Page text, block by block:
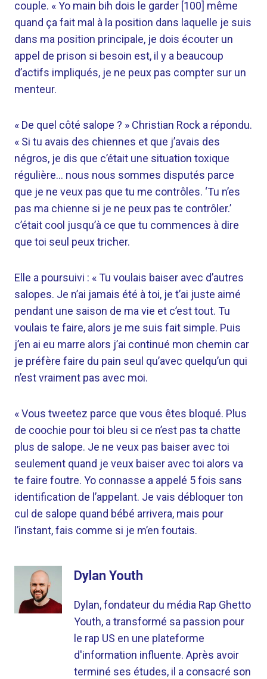
couple. « Yo main bih dois le garder [100] même
quand ça fait mal à la position dans laquelle je suis
dans ma position principale, je dois écouter un
appel de prison si besoin est, il y a beaucoup
d’actifs impliqués, je ne peux pas compter sur un
menteur.
« De quel côté salope ? » Christian Rock a répondu.
« Si tu avais des chiennes et que j’avais des
négros, je dis que c’était une situation toxique
régulière… nous nous sommes disputés parce
que je ne veux pas que tu me contrôles. ‘Tu n’es
pas ma chienne si je ne peux pas te contrôler.’
c’était cool jusqu’à ce que tu commences à dire
que toi seul peux tricher.
Elle a poursuivi : « Tu voulais baiser avec d’autres
salopes. Je n’ai jamais été à toi, je t’ai juste aimé
pendant une saison de ma vie et c’est tout. Tu
voulais te faire, alors je me suis fait simple. Puis
j’en ai eu marre alors j’ai continué mon chemin car
je préfère faire du pain seul qu’avec quelqu’un qui
n’est vraiment pas avec moi.
« Vous tweetez parce que vous êtes bloqué. Plus
de coochie pour toi bleu si ce n’est pas ta chatte
plus de salope. Je ne veux pas baiser avec toi
seulement quand je veux baiser avec toi alors va
te faire foutre. Yo connasse a appelé 5 fois sans
identification de l’appelant. Je vais débloquer ton
cul de salope quand bébé arrivera, mais pour
l’instant, fais comme si je m’en foutais.
Dylan Youth
Dylan, fondateur du média Rap Ghetto
Youth, a transformé sa passion pour
le rap US en une plateforme
d'information influente. Après avoir
terminé ses études, il a consacré son